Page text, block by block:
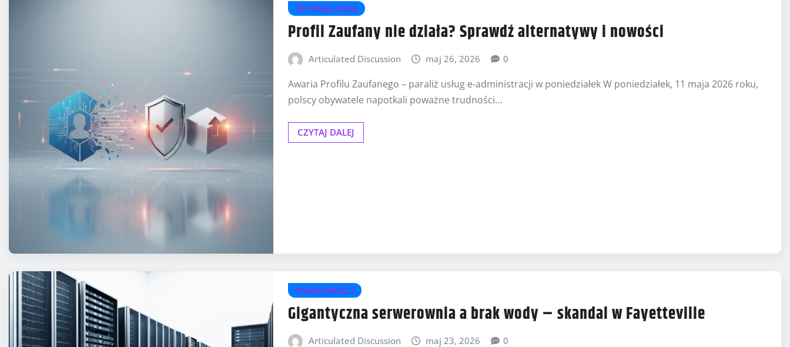
TECHNOLOGIA
Profil Zaufany nie działa? Sprawdź alternatywy i nowości
Articulated Discussion maj 26, 2026 0
Awaria Profilu Zaufanego – paraliż usług e-administracji w poniedziałek W poniedziałek, 11 maja 2026 roku,
polscy obywatele napotkali poważne trudności…
CZYTAJ DALEJ
WIADOMOŚCI
Gigantyczna serwerownia a brak wody – skandal w Fayetteville
Articulated Discussion maj 23, 2026 0